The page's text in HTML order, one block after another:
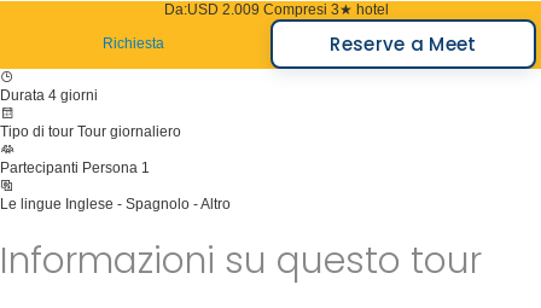
Da:USD 2.009 Compresi 3★ hotel
Richiesta
Reserve a Meet
Durata 4 giorni
Tipo di tour Tour giornaliero
Partecipanti Persona 1
Le lingue Inglese - Spagnolo - Altro
Informazioni su questo tour